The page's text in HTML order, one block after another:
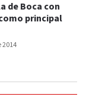
2014
de Boca con
principal